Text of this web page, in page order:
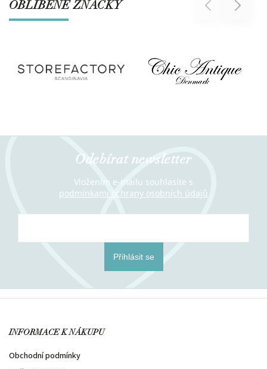
OBLÍBENÉ ZNAČKY Previous Next
Odebírat newsletter
Vložením e-mailu souhlasíte s
podmínkami ochrany osobních údajů
Přihlásit se
INFORMACE K NÁKUPU
Obchodní podmínky